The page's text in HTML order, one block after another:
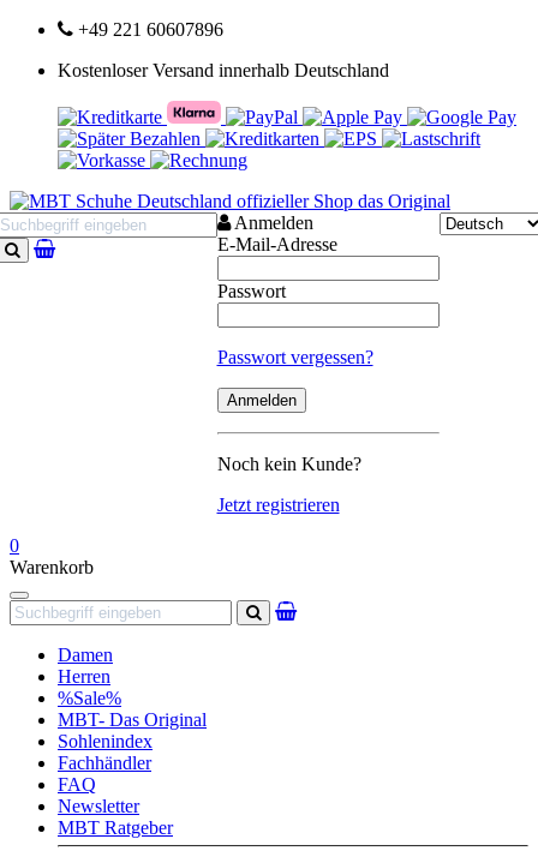
+49 221 60607896
Kostenloser Versand innerhalb Deutschland
Suchen
Anmelden
E-Mail-Adresse
Passwort
Passwort vergessen?
Noch kein Kunde?
Jetzt registrieren
0
Warenkorb
Navigation
Suchen
Damen
Herren
%Sale%
MBT- Das Original
Sohlenindex
Fachhändler
FAQ
Newsletter
MBT Ratgeber